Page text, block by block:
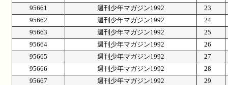
95661
週刊少年マガジン1992
23
95662
週刊少年マガジン1992
24
95663
週刊少年マガジン1992
25
95664
週刊少年マガジン1992
26
95665
週刊少年マガジン1992
27
95666
週刊少年マガジン1992
28
95667
週刊少年マガジン1992
29